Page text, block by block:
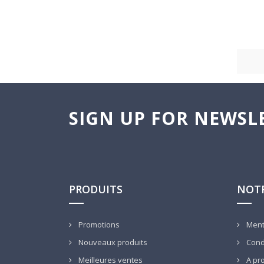
SIGN UP FOR
PRODUITS
Promotions
Nouveaux produits
Meilleures ventes
A